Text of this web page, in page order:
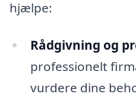
hjælpe:
Rådgivning og
professionelt
vurdere dine